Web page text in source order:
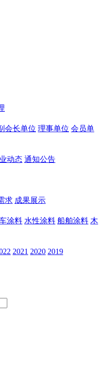
会长单位 理事单位 会员单
动态 通知公告
求 成果展示
涂料 水性涂料 船舶涂料 木
2021 2020 2019